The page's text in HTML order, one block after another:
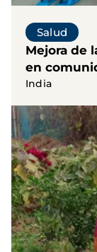
Salud
Mejora de
en
India